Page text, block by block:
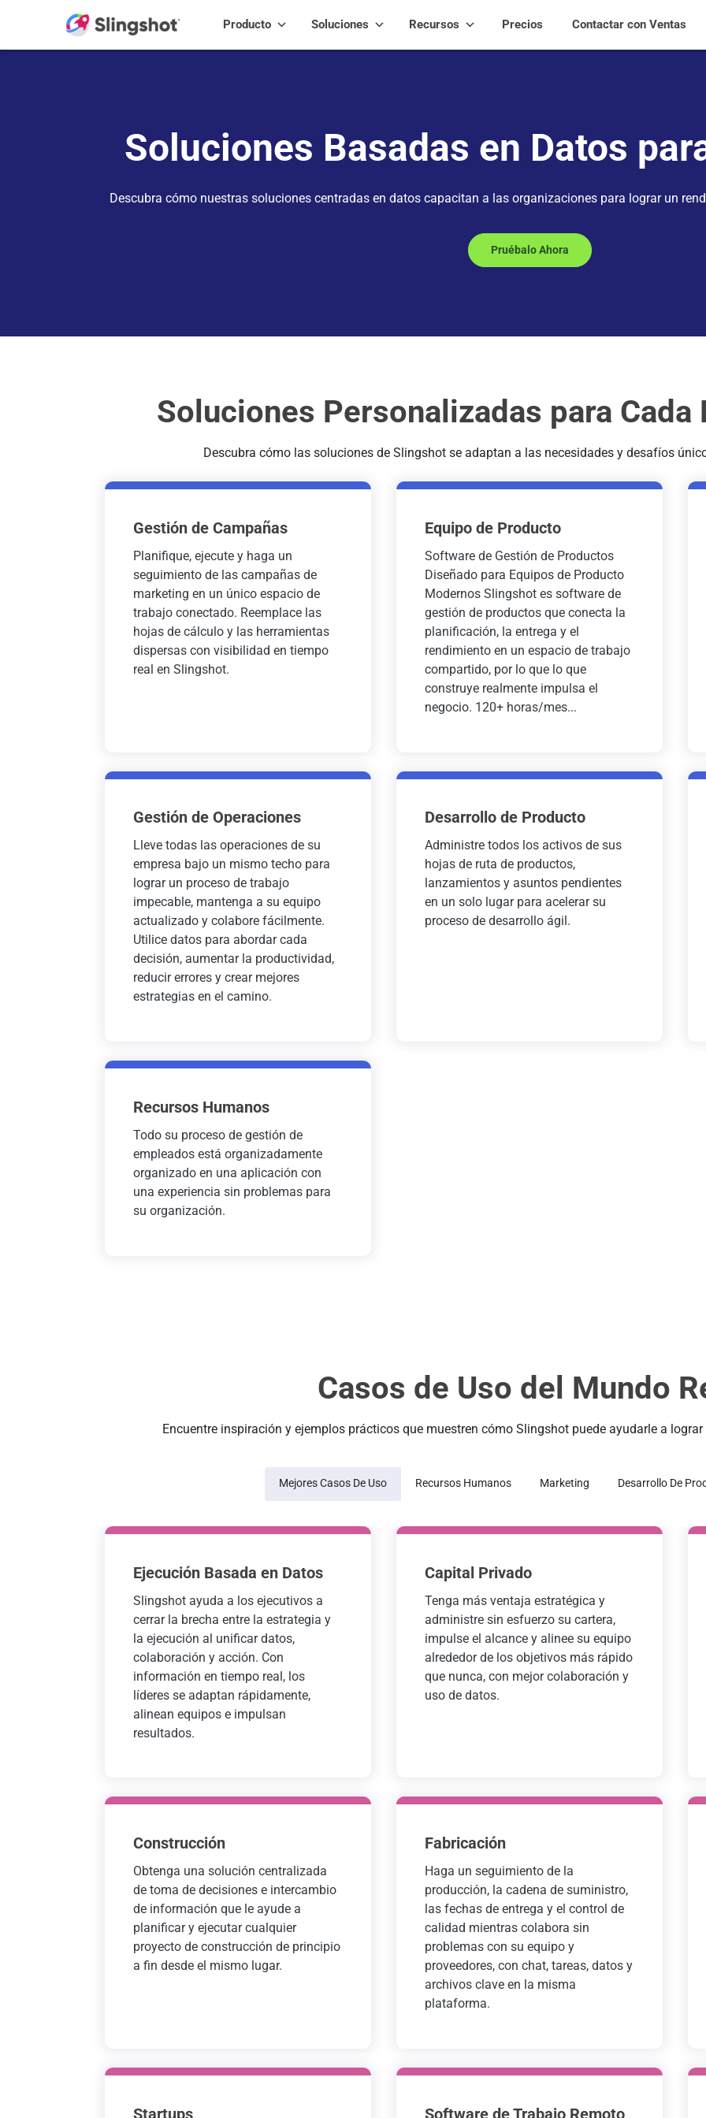
Producto Soluciones Recursos Precios Contactar con Ventas
Soluciones Basadas en Datos
Descubra cómo nuestras soluciones centradas en datos capacitan a las organizaciones para lograr un
Pruébalo Ahora
Soluciones Personalizadas para Cada
Descubra cómo las soluciones de Slingshot se adaptan a las necesidades y desafíos
Gestión de Campañas
Planifique, ejecute y haga un
seguimiento de las campañas de
marketing en un único espacio de
trabajo conectado. Reemplace las
hojas de cálculo y las herramientas
dispersas con visibilidad en tiempo
real en Slingshot.
Equipo de Producto
Software de Gestión de Productos
Diseñado para Equipos de Producto
Modernos Slingshot es software de
gestión de productos que conecta la
planificación, la entrega y el
rendimiento en un espacio de trabajo
compartido, por lo que lo que
construye realmente impulsa el
negocio. 120+ horas/mes...
Gestión de Operaciones
Lleve todas las operaciones de su
empresa bajo un mismo techo para
lograr un proceso de trabajo
impecable, mantenga a su equipo
actualizado y colabore fácilmente.
Utilice datos para abordar cada
decisión, aumentar la productividad,
reducir errores y crear mejores
estrategias en el camino.
Desarrollo de Producto
Administre todos los activos de sus
hojas de ruta de productos,
lanzamientos y asuntos pendientes
en un solo lugar para acelerar su
proceso de desarrollo ágil.
Recursos Humanos
Todo su proceso de gestión de
empleados está organizadamente
organizado en una aplicación con
una experiencia sin problemas para
su organización.
Casos de Uso del Mundo
Encuentre inspiración y ejemplos prácticos que muestren cómo Slingshot puede ayudarle a
Mejores Casos De Uso Recursos Humanos Marketing Desarrollo De
Ejecución Basada en Datos
Slingshot ayuda a los ejecutivos a
cerrar la brecha entre la estrategia y
la ejecución al unificar datos,
colaboración y acción. Con
información en tiempo real, los
líderes se adaptan rápidamente,
alinean equipos e impulsan
resultados.
Capital Privado
Tenga más ventaja estratégica y
administre sin esfuerzo su cartera,
impulse el alcance y alinee su equipo
alrededor de los objetivos más rápido
que nunca, con mejor colaboración y
uso de datos.
Construcción
Obtenga una solución centralizada
de toma de decisiones e intercambio
de información que le ayude a
planificar y ejecutar cualquier
proyecto de construcción de principio
a fin desde el mismo lugar.
Fabricación
Haga un seguimiento de la
producción, la cadena de suministro,
las fechas de entrega y el control de
calidad mientras colabora sin
problemas con su equipo y
proveedores, con chat, tareas, datos y
archivos clave en la misma
plataforma.
Startups Software de Trabajo Remoto